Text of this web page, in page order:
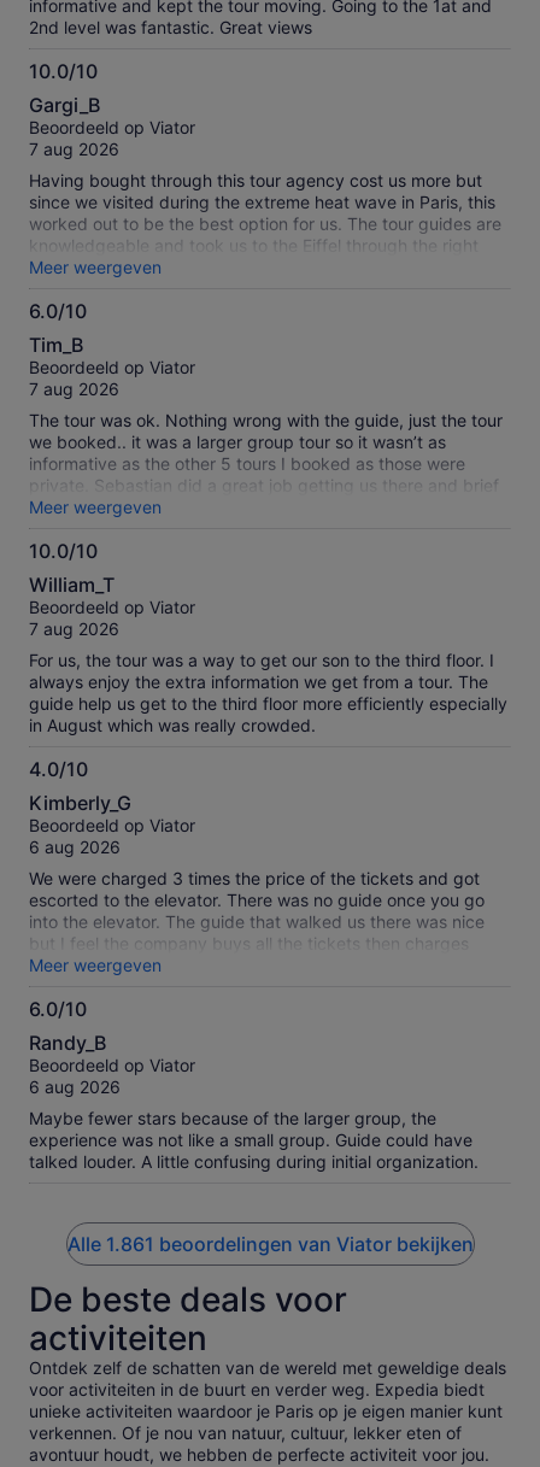
informative and kept the tour moving. Going to the 1at and
2nd level was fantastic. Great views
10.0/10
10.0
van
10
Gargi_B
Beoordeeld op Viator
7 aug 2026
Having bought through this tour agency cost us more but
since we visited during the extreme heat wave in Paris, this
worked out to be the best option for us. The tour guides are
knowledgeable and took us to the Eiffel through the right
gates and helped us navigate the long lines in security. They
also gave us a quick overview of the experience so that we
could beat the wait and the crowd to the top! So all in all
Meer weergeven
6.0/10
6.0
van
10
Tim_B
Beoordeeld op Viator
7 aug 2026
The tour was ok. Nothing wrong with the guide, just the tour
we booked.. it was a larger group tour so it wasn’t as
informative as the other 5 tours I booked as those were
private. Sebastian did a great job getting us there and brief
introduction. From there we were on our own. So basic tour
basic outcome. Wasn’t bad but wasn’t extra.
Meer weergeven
10.0/10
10.0
van
10
William_T
Beoordeeld op Viator
7 aug 2026
For us, the tour was a way to get our son to the third floor. I
always enjoy the extra information we get from a tour. The
guide help us get to the third floor more efficiently especially
in August which was really crowded.
4.0/10
4.0
van
10
Kimberly_G
Beoordeeld op Viator
6 aug 2026
We were charged 3 times the price of the tickets and got
escorted to the elevator. There was no guide once you go
into the elevator. The guide that walked us there was nice
but I feel the company buys all the tickets then charges
tourists triple to use them.
Meer weergeven
6.0/10
6.0
van
10
Randy_B
Beoordeeld op Viator
6 aug 2026
Maybe fewer stars because of the larger group, the
experience was not like a small group. Guide could have
talked louder. A little confusing during initial organization.
Alle 1.861 beoordelingen van Viator bekijken
De beste deals voor
activiteiten
Ontdek zelf de schatten van de wereld met geweldige deals
voor activiteiten in de buurt en verder weg. Expedia biedt
unieke activiteiten waardoor je Paris op je eigen manier kunt
verkennen. Of je nou van natuur, cultuur, lekker eten of
avontuur houdt, we hebben de perfecte activiteit voor jou.